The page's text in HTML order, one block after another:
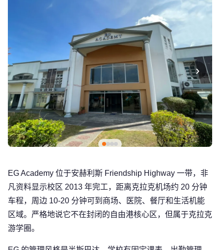
›
EG Academy 位于安赫利斯 Friendship Highway 一带，非
凡资料显示校区 2013 年完工，距离克拉克机场约 20 分钟
车程，周边 10-20 分钟可到商场、医院、餐厅和生活机能
区域。严格地说它不在封闭的自由港核心区，但属于克拉克
游学圈。